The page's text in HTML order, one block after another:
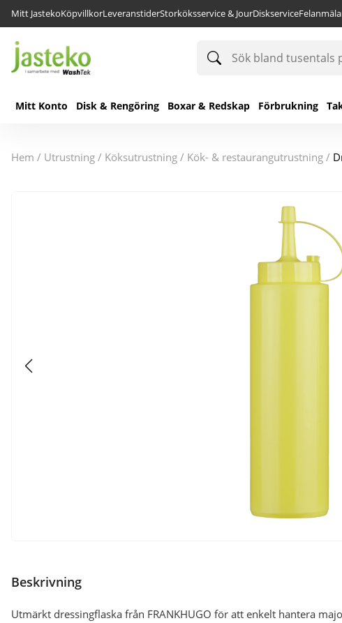
Mitt JastekoKöpvillkorLeveranstiderStorköksservice & JourDiskservice
Sök
bland
produkter
Mitt Konto Disk & Rengöring Boxar & Redskap Förbrukning
hem / utrustning / köksutrustning / kök- & restaurangutrustning /
Beskrivning
Utmärkt dressingflaska från FRANKHUGO för att enkelt hantera